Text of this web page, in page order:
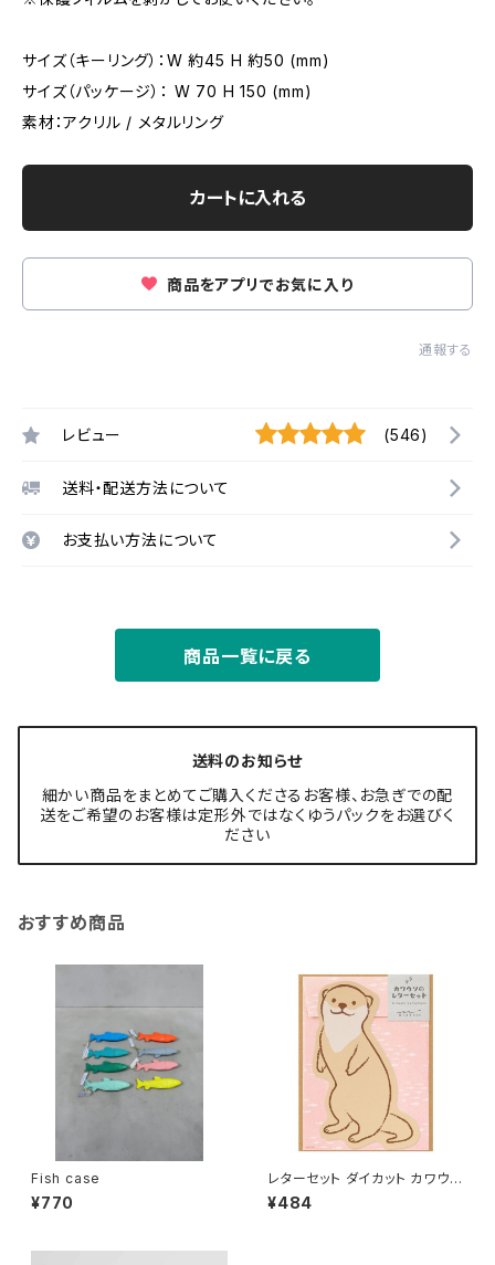
サイズ（キーリング）：W 約45 H 約50 (mm)
サイズ（パッケージ）： W 70 H 150 (mm)
素材：アクリル / メタルリング
カートに入れる
商品をアプリでお気に入り
通報する
レビュー (546)
送料・配送方法について
お支払い方法について
商品一覧に戻る
送料のお知らせ
細かい商品をまとめてご購入くださるお客様、お急ぎでの配
送をご希望のお客様は定形外ではなくゆうパックをお選びく
ださい
おすすめ商品
Fish case
¥770
レターセット ダイカット カワウソ
柄
¥484